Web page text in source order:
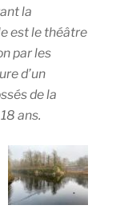
la
est le théâtre
par les
d’un
de la
ans.